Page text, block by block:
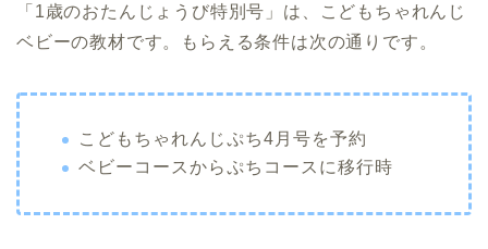
「1歳のおたんじょうび特別号」は、こどもちゃれんじ
ベビーの教材です。もらえる条件は次の通りです。
こどもちゃれんじぷち4月号を予約
ベビーコースからぷちコースに移行時